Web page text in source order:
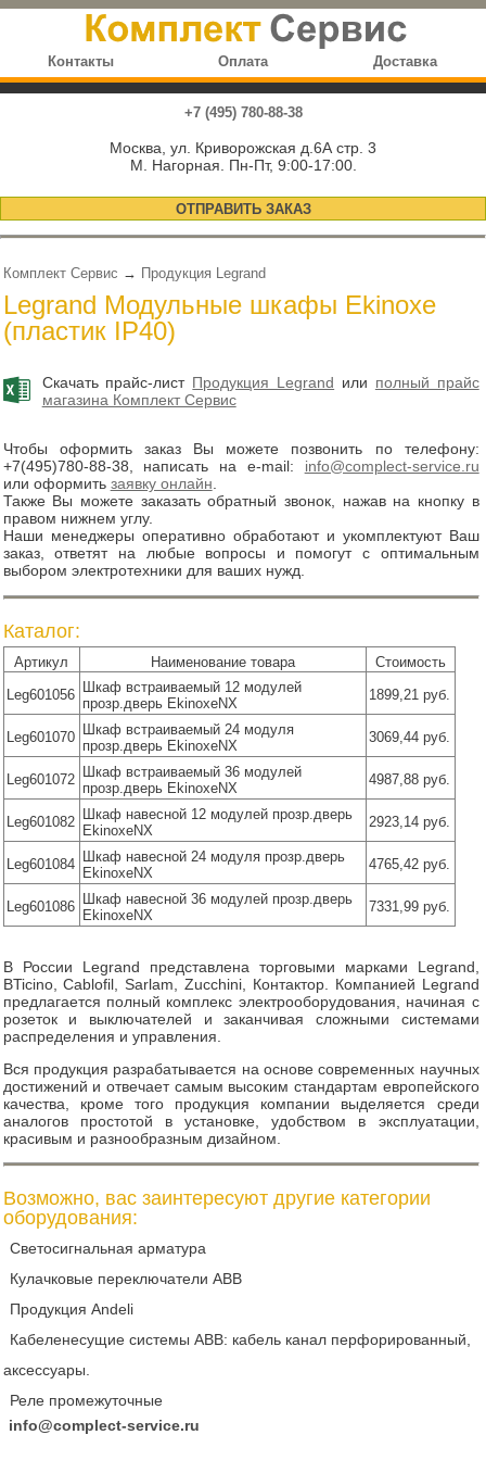
Контакты Оплата Доставка
+7 (495) 780-88-38
Москва, ул. Криворожская д.6А стр. 3
М. Нагорная. Пн-Пт, 9:00-17:00.
ОТПРАВИТЬ ЗАКАЗ
Комплект Сервис → Продукция Legrand
Legrand Модульные шкафы Ekinoxe
(пластик IP40)
Скачать прайс-лист Продукция Legrand или полный прайс
магазина Комплект Сервис
Чтобы оформить заказ Вы можете позвонить по телефону:
+7(495)780-88-38, написать на e-mail: info@complect-service.ru
или оформить заявку онлайн.
Также Вы можете заказать обратный звонок, нажав на кнопку в
правом нижнем углу.
Наши менеджеры оперативно обработают и укомплектуют Ваш
заказ, ответят на любые вопросы и помогут с оптимальным
выбором электротехники для ваших нужд.
Каталог:
Артикул Наименование товара
Стоимость
Leg601056 Шкаф встраиваемый 12 модулей
прозр.дверь EkinoxeNX
1899,21 руб.
Leg601070 Шкаф встраиваемый 24 модуля
прозр.дверь EkinoxeNX
3069,44 руб.
Leg601072 Шкаф встраиваемый 36 модулей
прозр.дверь EkinoxeNX
4987,88 руб.
Leg601082 Шкаф навесной 12 модулей прозр.дверь
EkinoxeNX
2923,14 руб.
Leg601084 Шкаф навесной 24 модуля прозр.дверь
EkinoxeNX
4765,42 руб.
Leg601086 Шкаф навесной 36 модулей прозр.дверь
EkinoxeNX
7331,99 руб.
В России Legrand представлена торговыми марками Legrand,
BTicino, Cablofil, Sarlam, Zucchini, Контактор. Компанией Legrand
предлагается полный комплекс электрооборудования, начиная с
розеток и выключателей и заканчивая сложными системами
распределения и управления.
Вся продукция разрабатывается на основе современных научных
достижений и отвечает самым высоким стандартам европейского
качества, кроме того продукция компании выделяется среди
аналогов простотой в установке, удобством в эксплуатации,
красивым и разнообразным дизайном.
Возможно, вас заинтересуют другие категории
оборудования:
Светосигнальная арматура
Кулачковые переключатели ABB
Продукция Andeli
Кабеленесущие системы ABB: кабель канал перфорированный,
аксессуары.
Реле промежуточные
info@complect-service.ru